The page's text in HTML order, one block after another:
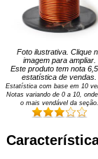
Foto ilustrativa. Clique
imagem para ampliar.
Este produto tem nota 6,5
estatística de vendas.
Estatística com base em 10
Notas variando de 0a 10,
o mais vendável da seção.